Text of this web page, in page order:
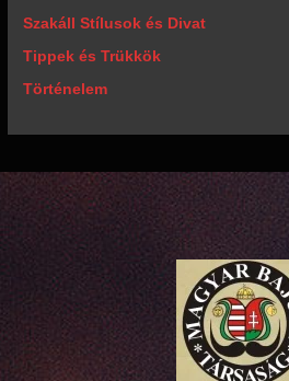
Szakáll Stílusok és Divat
Tippek és Trükkök
Történelem